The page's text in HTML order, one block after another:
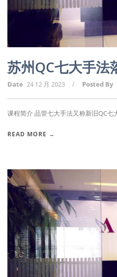
苏州QC七大手法
Date 24 12 月 2023 / Posted By
课程简介 品管七大手法又称新旧QC
READ MORE →